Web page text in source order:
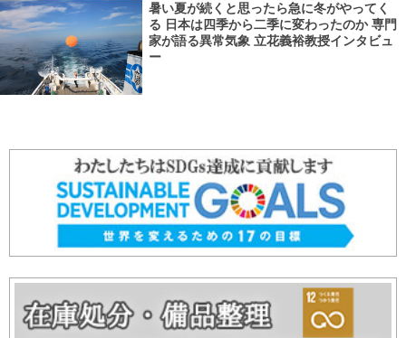
暑い夏が続くと思ったら急に冬がやってく
る 日本は四季から二季に変わったのか 専門
家が語る異常気象 立花義裕教授インタビュ
ー